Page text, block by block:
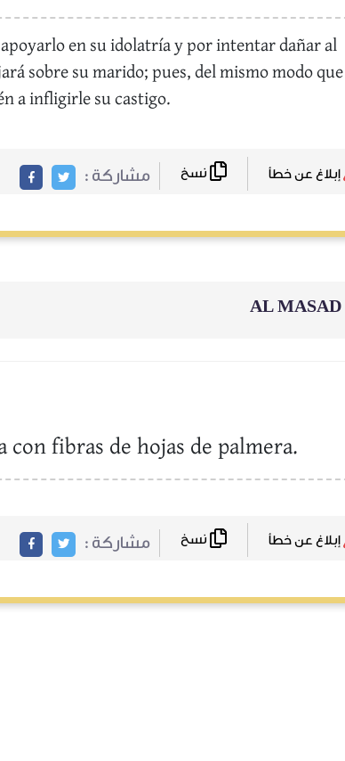
en su idolatría y por intentar dañar al
sobre su marido; pues, del mismo modo
a infligirle su castigo.
مشاركة :
AL MASAD
fibras de hojas de palmera.
مشاركة :